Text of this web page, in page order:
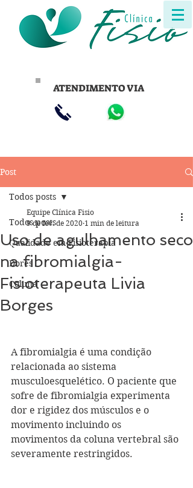
ATENDIMENTO VIA
Post
Todos posts
Qualidade em Fisioterapia
Dores
Coluna
Todos posts
Uso de agulhamento seco
na fibromialgia-
Fisioterapeuta Livia
Borges
Equipe Clínica Fisio
9 de fev. de 2020 1 min de leitura
A fibromialgia é uma condição
relacionada ao sistema
musculoesquelético. O paciente que
sofre de fibromialgia experimenta
dor e rigidez dos músculos e o
movimento incluindo os
movimentos da coluna vertebral são
severamente restringidos.